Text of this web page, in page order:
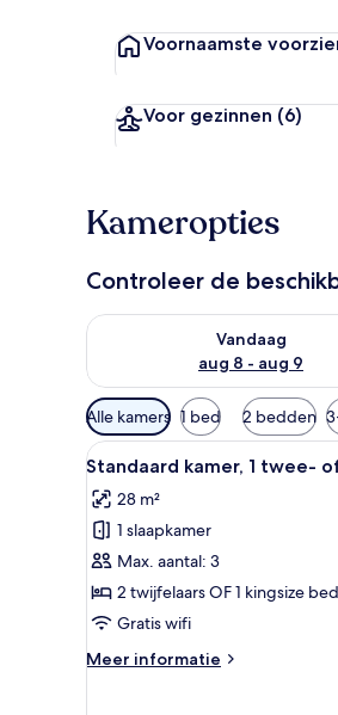
Voornaamste
Voor gezinnen (6)
Kameropties
Controleer de
Vandaag
aug 8 - aug 9
De beschikbaarheid
Beschikbare
filters
voor
kamers
Alle kamers 1 bed 2 bedden
Alle
foto's
voor
Standaard
kamer,
1
twee-
2
7
Standaard kamer, 1 twee-
28 m²
1 slaapkamer
Max. aantal: 3
2 twijfelaars OF 1 kingsize bed
Gratis wifi
Meer informatie
Meer